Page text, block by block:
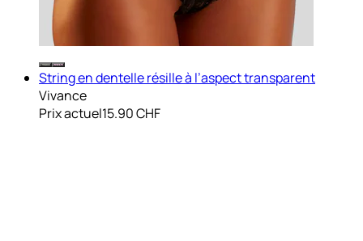
String en dentelle résille à l’aspect transparent
Vivance
Prix actuel15.90 CHF